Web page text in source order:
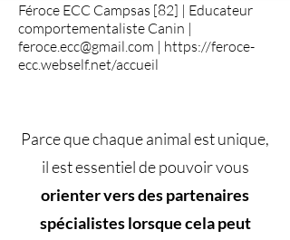
Féroce ECC Campsas [82] | Educateur
comportementaliste Canin |
feroce.ecc@gmail.com | https://feroce-
ecc.webself.net/accueil
Parce que chaque animal est unique,
il est essentiel de pouvoir vous
orienter vers des partenaires
spécialistes lorsque cela peut